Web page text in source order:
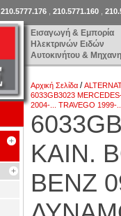
Εισαγωγή & Εμπορία
Ηλεκτρινών Ειδών
Αυτοκινήτου &
210.5777.176 210.5771.160
Αρχική Σελίδα /
6033GB3023
2004-... TRAVEGO 1999-
ΚΑΙΝ.
BENZ